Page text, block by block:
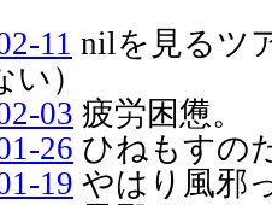
11 nilを見るツ
い）
03 疲労困憊。
26 ひねもすの
19 やはり風邪